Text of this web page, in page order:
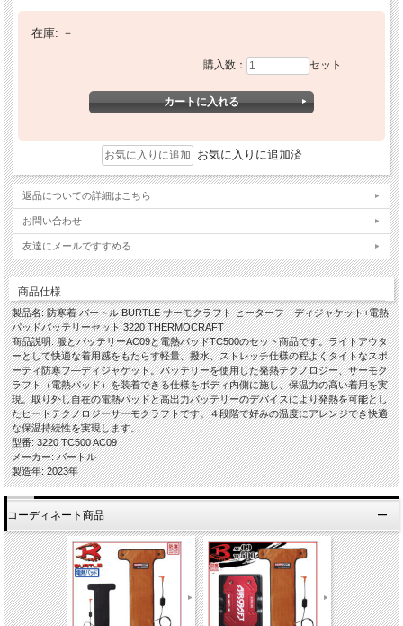
在庫: －
購入数： セット
お気に入りに追加済
返品についての詳細はこちら
お問い合わせ
友達にメールですすめる
商品仕様
製品名: 防寒着 バートル BURTLE サーモクラフト ヒーターフ―ディジャケット+電熱
パッドバッテリーセット 3220 THERMOCRAFT
商品説明: 服とバッテリーAC09と電熱パッドTC500のセット商品です。ライトアウタ
ーとして快適な着用感をもたらす軽量、撥水、ストレッチ仕様の程よくタイトなスポ
ーティ防寒フ―ディジャケット。バッテリーを使用した発熱テクノロジー、サーモク
ラフト（電熱パッド）を装着できる仕様をボディ内側に施し、保温力の高い着用を実
現。取り外し自在の電熱パッドと高出力バッテリーのデバイスにより発熱を可能とし
たヒートテクノロジーサーモクラフトです。４段階で好みの温度にアレンジでき快適
な保温持続性を実現します。
型番: 3220 TC500 AC09
メーカー: バートル
製造年: 2023年
コーディネート商品